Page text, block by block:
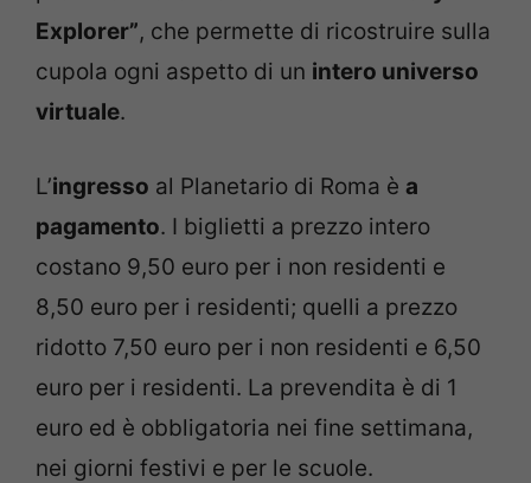
Explorer”, che permette di ricostruire sulla
cupola ogni aspetto di un intero universo
virtuale.
L’ingresso al Planetario di Roma è a
pagamento. I biglietti a prezzo intero
costano 9,50 euro per i non residenti e
8,50 euro per i residenti; quelli a prezzo
ridotto 7,50 euro per i non residenti e 6,50
euro per i residenti. La prevendita è di 1
euro ed è obbligatoria nei fine settimana,
nei giorni festivi e per le scuole.